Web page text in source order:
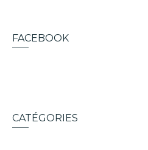
FACEBOOK
CATÉGORIES